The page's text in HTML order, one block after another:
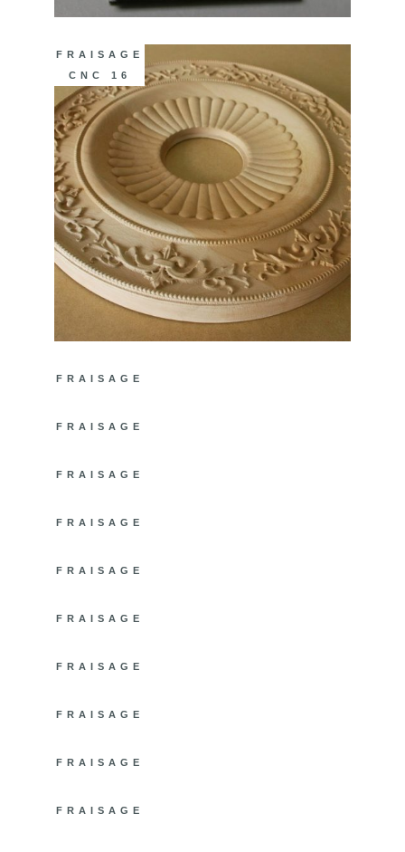
FRAISAGE
CNC 16
FRAISAGE
FRAISAGE
FRAISAGE
FRAISAGE
FRAISAGE
FRAISAGE
FRAISAGE
FRAISAGE
FRAISAGE
FRAISAGE